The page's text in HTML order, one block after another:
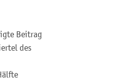
Beitrag
des